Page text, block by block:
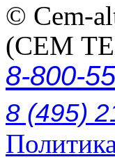
© Cem-
(СЕМ
8-800-
8 (495)